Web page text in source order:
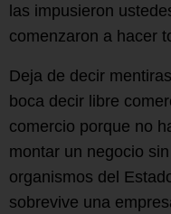
las impusieron
comenzaron a hacer
Deja de decir
boca decir libre
comercio porque no
montar un negocio
organismos del
sobrevive una